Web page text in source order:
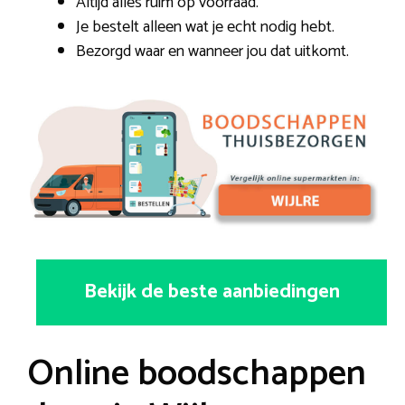
Je bestelt alleen wat je echt nodig hebt.
Bezorgd waar en wanneer jou dat uitkomt.
Bekijk de beste aanbiedingen
Online boodschappen